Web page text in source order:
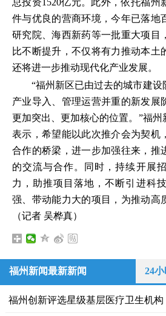
总投资1520亿元。此外，依托福州
件与优良的营商环境，今年已落地
研究院、海西新药等一批重大项目
比不断提升，不仅将有力推动本土
还将进一步推动现代化产业发展。
“福州新区已由过去的城市建设
产业导入、管理运营并重的新发展
更加突出、更加核心的位置。”福州
表示，希望能以此次推介会为契机
合作的桥梁，进一步加强往来，推
的交流与合作。同时，持续开展
力，助推项目落地，不断引进科
强、带动能力大的项目，为推动高
（记者 吴桦真）
福州新闻最新新闻 24
福州创新评选星级基层医疗卫生机构